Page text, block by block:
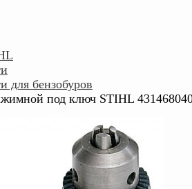
для бензобуров
под ключ STIHL